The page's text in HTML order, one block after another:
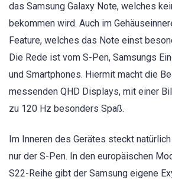
das Samsung Galaxy Note, welches
bekommen wird. Auch im
Feature, welches das Note einst
Die Rede ist vom S-Pen, Samsungs
und Smartphones. Hiermit macht die
messenden QHD Displays, mit einer
zu 120 Hz besonders Spaß.
Im Inneren des Gerätes steckt
nur der S-Pen. In den europäischen
S22-Reihe gibt der Samsung eigene